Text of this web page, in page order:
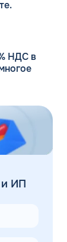
НДС в
и ИП